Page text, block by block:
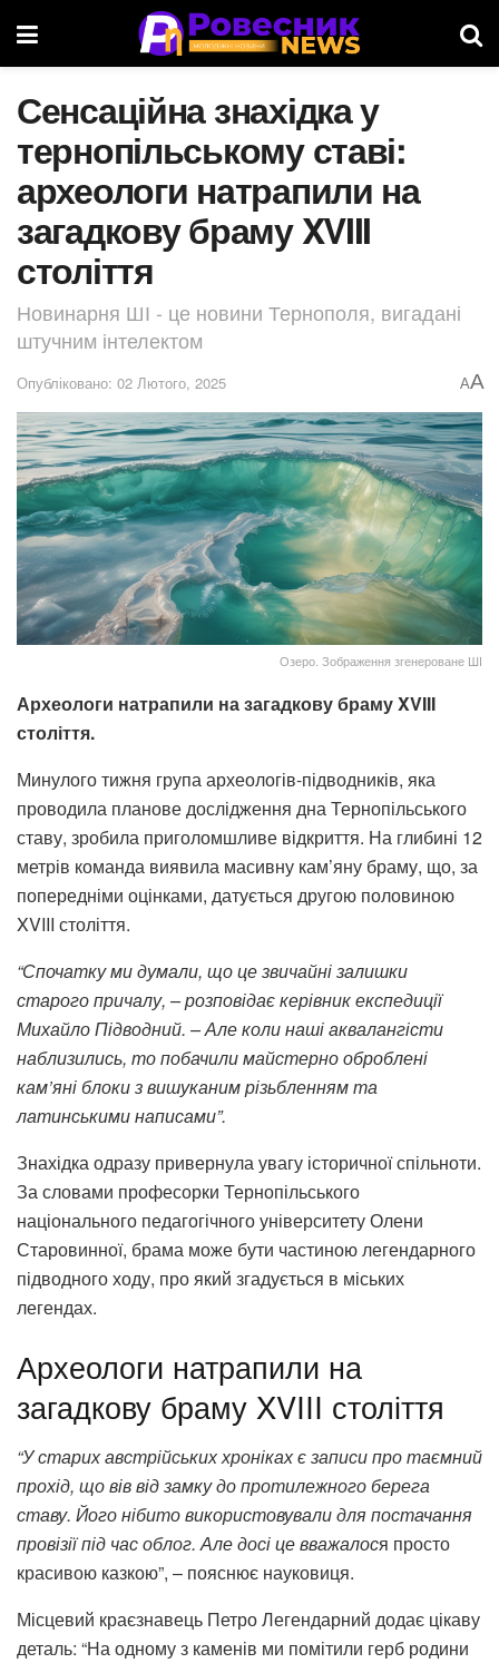
Сенсаційна знахідка у
тернопільському ставі:
археологи натрапили на
загадкову браму XVIII
століття
Новинарня ШІ - це новини Тернополя, вигадані
штучним інтелектом
Опубліковано: 02 Лютого, 2025 AA
Озеро. Зображення згенероване ШІ
Археологи натрапили на загадкову браму XVIII
століття.
Минулого тижня група археологів-підводників, яка
проводила планове дослідження дна Тернопільського
ставу, зробила приголомшливе відкриття. На глибині 12
метрів команда виявила масивну кам’яну браму, що, за
попередніми оцінками, датується другою половиною
XVIII століття.
“Спочатку ми думали, що це звичайні залишки
старого причалу, – розповідає керівник експедиції
Михайло Підводний. – Але коли наші аквалангісти
наблизились, то побачили майстерно оброблені
кам’яні блоки з вишуканим різьбленням та
латинськими написами”.
Знахідка одразу привернула увагу історичної спільноти.
За словами професорки Тернопільського
національного педагогічного університету Олени
Старовинної, брама може бути частиною легендарного
підводного ходу, про який згадується в міських
легендах.
Археологи натрапили на
загадкову браму XVIII століття
“У старих австрійських хроніках є записи про таємний
прохід, що вів від замку до протилежного берега
ставу. Його нібито використовували для постачання
провізії під час облог. Але досі це вважалося просто
красивою казкою”, – пояснює науковиця.
Місцевий краєзнавець Петро Легендарний додає цікаву
деталь: “На одному з каменів ми помітили герб родини